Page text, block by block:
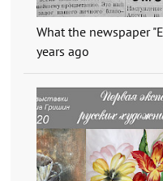
What the newspaper
years ago